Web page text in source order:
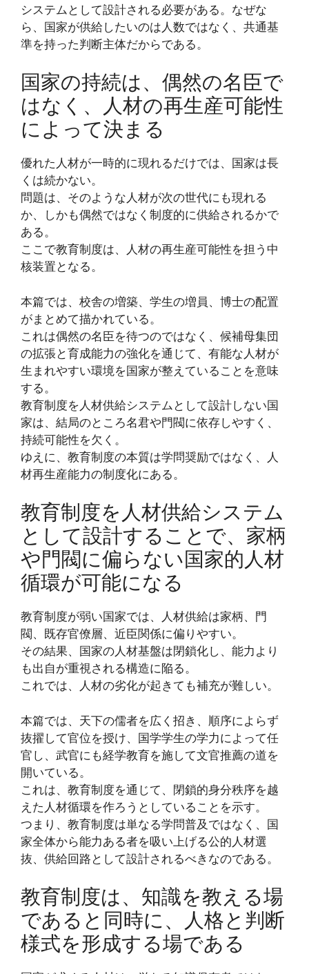
システムとして設計される必要がある。なぜな
ら、国家が供給したいのは人数ではなく、共通基
準を持った判断主体だからである。
国家の持続は、偶然の名臣で
はなく、人材の再生産可能性
によって決まる
優れた人材が一時的に現れるだけでは、国家は長
くは続かない。
問題は、そのような人材が次の世代にも現れる
か、しかも偶然ではなく制度的に供給されるかで
ある。
ここで教育制度は、人材の再生産可能性を担う中
核装置となる。
本篇では、校舎の増築、学生の増員、博士の配置
がまとめて描かれている。
これは偶然の名臣を待つのではなく、候補母集団
の拡張と育成能力の強化を通じて、有能な人材が
生まれやすい環境を国家が整えていることを意味
する。
教育制度を人材供給システムとして設計しない国
家は、結局のところ名君や門閥に依存しやすく、
持続可能性を欠く。
ゆえに、教育制度の本質は学問奨励ではなく、人
材再生産能力の制度化にある。
教育制度を人材供給システム
として設計することで、家柄
や門閥に偏らない国家的人材
循環が可能になる
教育制度が弱い国家では、人材供給は家柄、門
閥、既存官僚層、近臣関係に偏りやすい。
その結果、国家の人材基盤は閉鎖化し、能力より
も出自が重視される構造に陥る。
これでは、人材の劣化が起きても補充が難しい。
本篇では、天下の儒者を広く招き、順序によらず
抜擢して官位を授け、国学学生の学力によって任
官し、武官にも経学教育を施して文官推薦の道を
開いている。
これは、教育制度を通じて、閉鎖的身分秩序を越
えた人材循環を作ろうとしていることを示す。
つまり、教育制度は単なる学問普及ではなく、国
家全体から能力ある者を吸い上げる公的人材選
抜、供給回路として設計されるべきなのである。
教育制度は、知識を教える場
であると同時に、人格と判断
様式を形成する場である